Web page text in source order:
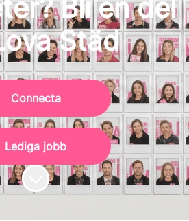
Bli en del
Städ
Connecta
Lediga jobb
Skrolla för mer innehåll